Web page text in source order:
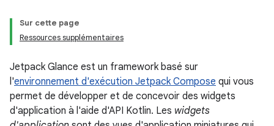
Sur cette page
Ressources supplémentaires
Jetpack Glance est un framework basé sur
l'environnement d'exécution Jetpack Compose qui vous
permet de développer et de concevoir des widgets
d'application à l'aide d'API Kotlin. Les widgets